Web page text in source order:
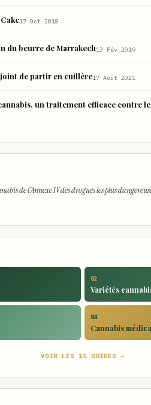
17 Oct 2018
du beurre de Marrakech13 Fév 2019
de partir en cuillère17 Août 2021
un traitement efficace contre
de l'Annexe IV des drogues les plus
02
Variétés
04
Cannabis
VOIR LES 15 GUIDES →